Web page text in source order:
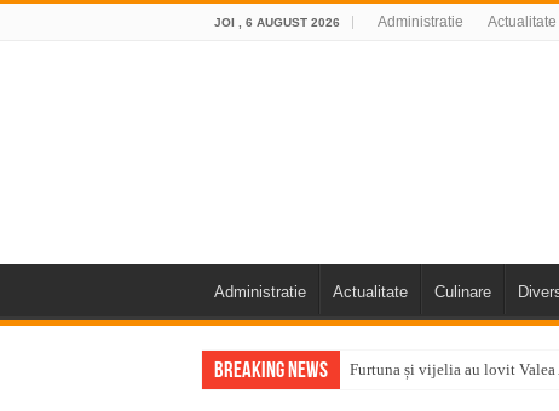
JOI , 6 AUGUST 2026 Administratie Actualitate
Administratie Actualitate Culinare
Breaking News Furtuna și vijelia au lovit